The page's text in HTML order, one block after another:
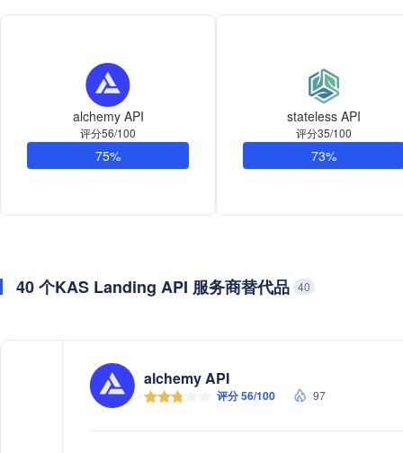
alchemy API
评分56/100
75%
stateless API
评分35/100
73%
40 个KAS Landing API 服务商替代品 40
alchemy API
评分 56/100 97